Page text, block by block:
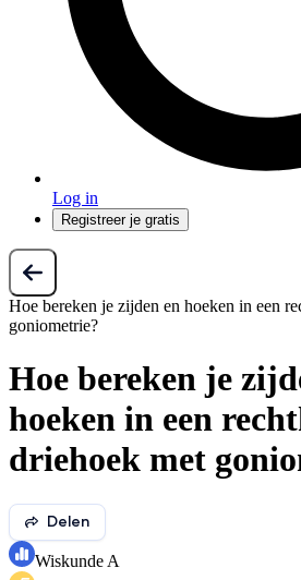
Log in
Registreer je gratis
Hoe bereken je zijden en hoeken in een
goniometrie?
Hoe bereken je
hoeken in een
driehoek met
Delen
Wiskunde A